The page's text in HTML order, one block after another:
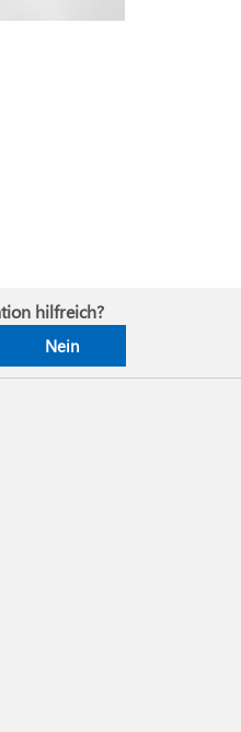
hilfreich?
Nein